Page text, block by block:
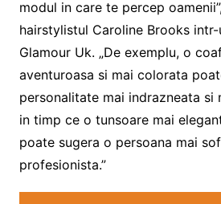
modul in care te percep
hairstylistul Caroline Brooks
Glamour Uk. „De exemplu, o
aventuroasa si mai colorata
personalitate mai indrazneata si
in timp ce o tunsoare mai
poate sugera o persoana mai
profesionista.”